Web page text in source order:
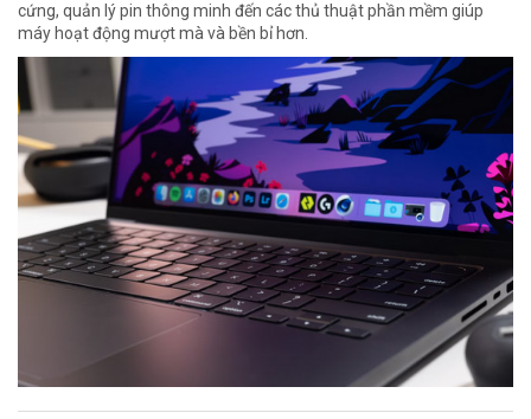
cứng, quản lý pin thông minh đến các thủ thuật phần mềm giúp
máy hoạt động mượt mà và bền bỉ hơn.